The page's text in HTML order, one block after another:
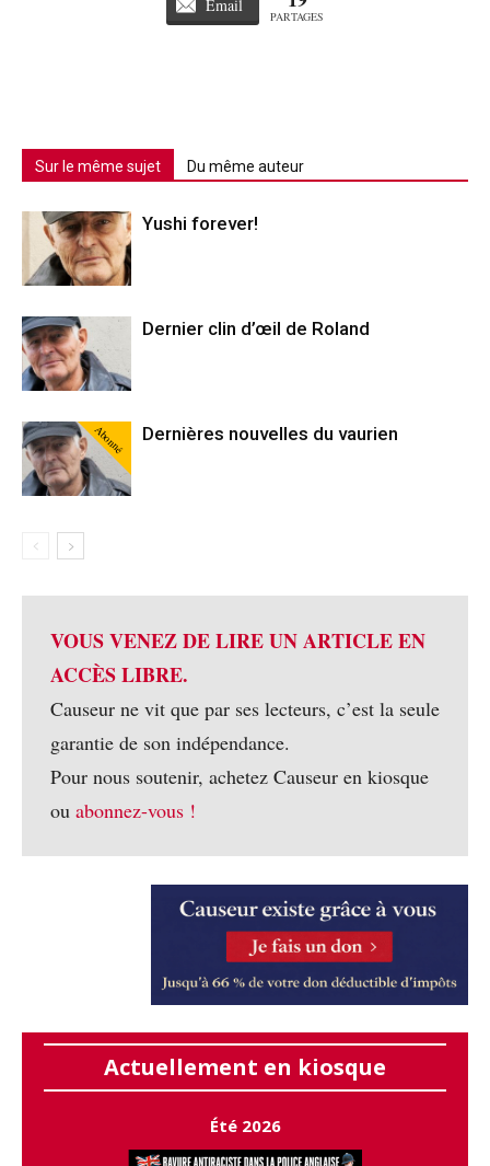
Email
PARTAGES
Sur le même sujet Du même auteur
Yushi forever!
Dernier clin d’œil de Roland
Abonné Dernières nouvelles du vaurien
VOUS VENEZ DE LIRE UN ARTICLE EN
ACCÈS LIBRE.
Causeur ne vit que par ses lecteurs, c’est la seule
garantie de son indépendance.
Pour nous soutenir, achetez Causeur en kiosque
ou abonnez-vous !
Actuellement en kiosque
Été 2026